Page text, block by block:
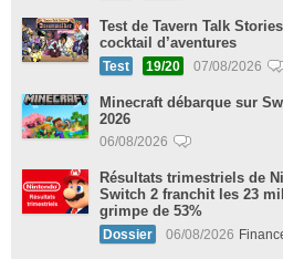
Test de Tavern Talk
cocktail d’aventures
Test 19/20 07/08/2026
Minecraft débarque sur
2026
06/08/2026
Résultats trimestriels de
Switch 2 franchit les 23
grimpe de 53%
Dossier 06/08/2026